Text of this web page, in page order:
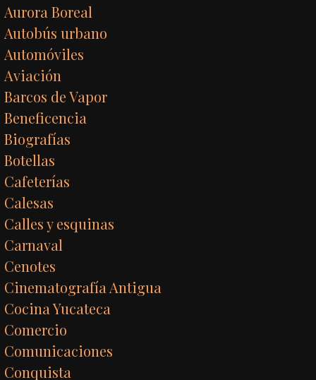
Aurora Boreal
Autobús urbano
Automóviles
Aviación
Barcos de Vapor
Beneficencia
Biografías
Botellas
Cafeterías
Calesas
Calles y esquinas
Carnaval
Cenotes
Cinematografía Antigua
Cocina Yucateca
Comercio
Comunicaciones
Conquista